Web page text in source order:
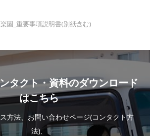
園_重要事項説明書(別紙含む)
タクト・資料のダウンロード
はこちら
方法、お問い合わせページ(コンタクト方
法)、